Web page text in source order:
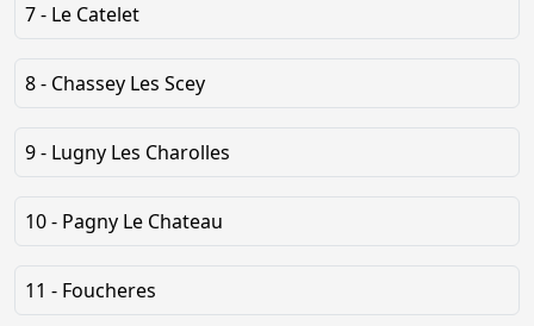
7 - Le Catelet
8 - Chassey Les Scey
9 - Lugny Les Charolles
10 - Pagny Le Chateau
11 - Foucheres